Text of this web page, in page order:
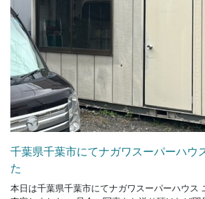
千葉県千葉市にてナガワスーパーハウ
た
本日は千葉県千葉市にてナガワスーパーハウス